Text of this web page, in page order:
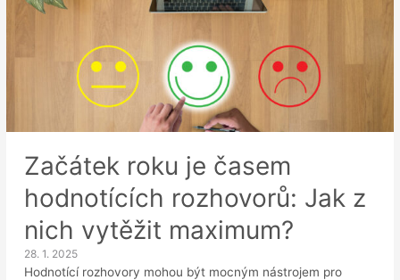
Začátek roku je časem
hodnotících rozhovorů: Jak z
nich vytěžit maximum?
28. 1. 2025
Hodnotící rozhovory mohou být mocným nástrojem pro